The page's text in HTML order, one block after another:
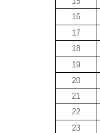
16
17
18
19
20
21
22
23